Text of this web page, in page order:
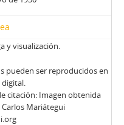
y visualización.
pueden ser reproducidos en
citación: Imagen obtenida
Carlos Mariátegui